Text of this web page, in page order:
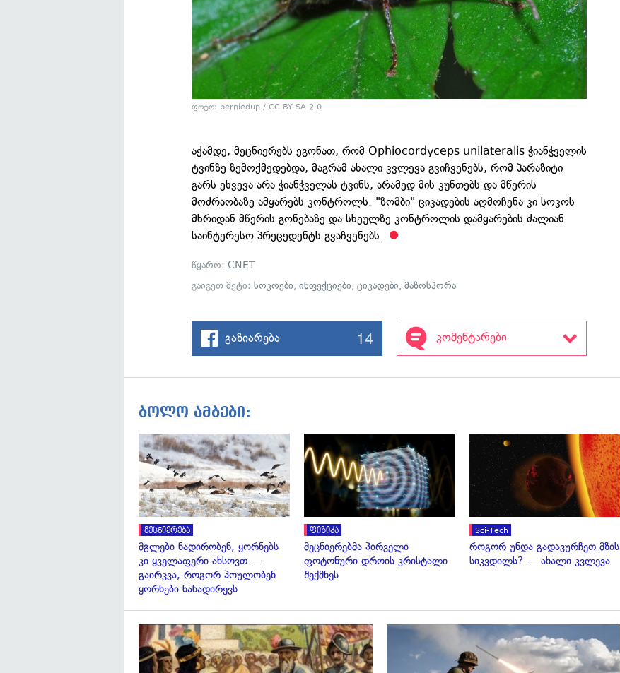
ფოტო: berniedup / CC BY-SA 2.0
აქამდე, მეცნიერებს ეგონათ, რომ Ophiocordyceps unilateralis ჭიანჭველის
ტვინზე ზემოქმედებდა, მაგრამ ახალი კვლევა გვიჩვენებს, რომ პარაზიტი
გარს ეხვევა არა ჭიანჭველას ტვინს, არამედ მის კუნთებს და მწერის
მოძრაობაზე ამყარებს კონტროლს. "ზომბი" ციკადების აღმოჩენა კი სოკოს
მხრიდან მწერის გონებაზე და სხეულზე კონტროლის დამყარების ძალიან
საინტერესო პრეცედენტს გვაჩვენებს.
წყარო:CNET
გაიგეთ მეტი:სოკოები,ინფექციები,ციკადები,მაზოსპორა
გაზიარება 14 კომენტარები
ბოლო ამბები:
გადახედვა
მეცნიერება
მგლები ნადირობენ, ყორნებს
კი ყველაფერი ახსოვთ —
გაირკვა, როგორ პოულობენ
ყორნები ნანადირევს
გადახედვა
ფიზიკა
მეცნიერებმა პირველი
ფოტონური დროის კრისტალი
შექმნეს
Sci-Tech
როგორ უნდა გადავურჩეთ მზის
სიკვდილს? — ახალი კვლევა